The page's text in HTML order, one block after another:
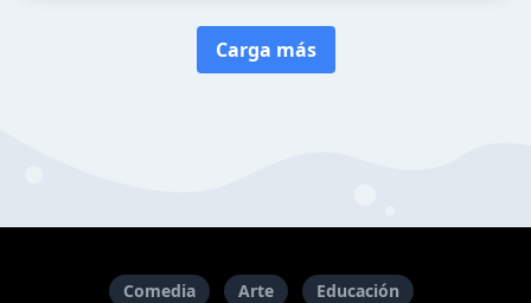
Carga más
Comedia Arte
Educación